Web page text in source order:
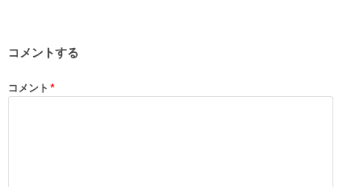
コメントする
コメント *